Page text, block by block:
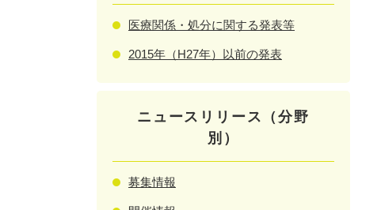
医療関係・処分に関する発表等
2015年（H27年）以前の発表
ニュースリリース（分野
別）
募集情報